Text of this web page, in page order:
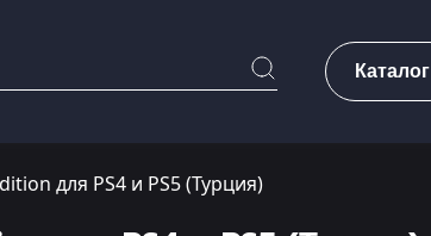
Каталог
для PS4 и PS5 (Турция)